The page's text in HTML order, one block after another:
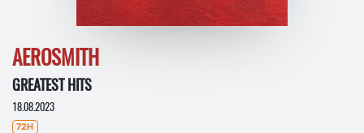
AEROSMITH
GREATEST HITS
18.08.2023
72H